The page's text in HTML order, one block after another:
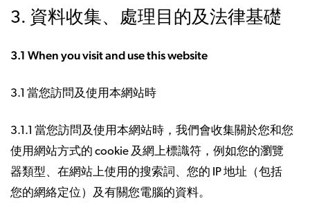
3. 資料收集、處理目的及法律基礎
3.1 When you visit and use this website
3.1 當您訪問及使用本網站時
3.1.1 當您訪問及使用本網站時，我們會收集關於您和您
使用網站方式的 cookie 及網上標識符，例如您的瀏覽
器類型、在網站上使用的搜索詞、您的 IP 地址（包括
您的網絡定位）及有關您電腦的資料。